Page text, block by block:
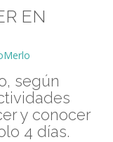
EN
según
y conocer
4 días.